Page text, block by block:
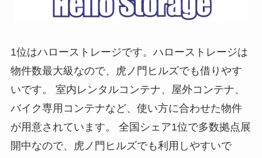
1位はハローストレージです。ハローストレージは
物件数最大級なので、虎ノ門ヒルズでも借りやす
いです。 室内レンタルコンテナ、屋外コンテナ、
バイク専用コンテナなど、使い方に合わせた物件
が用意されています。 全国シェア1位で多数拠点展
開中なので、虎ノ門ヒルズでも利用しやすいで